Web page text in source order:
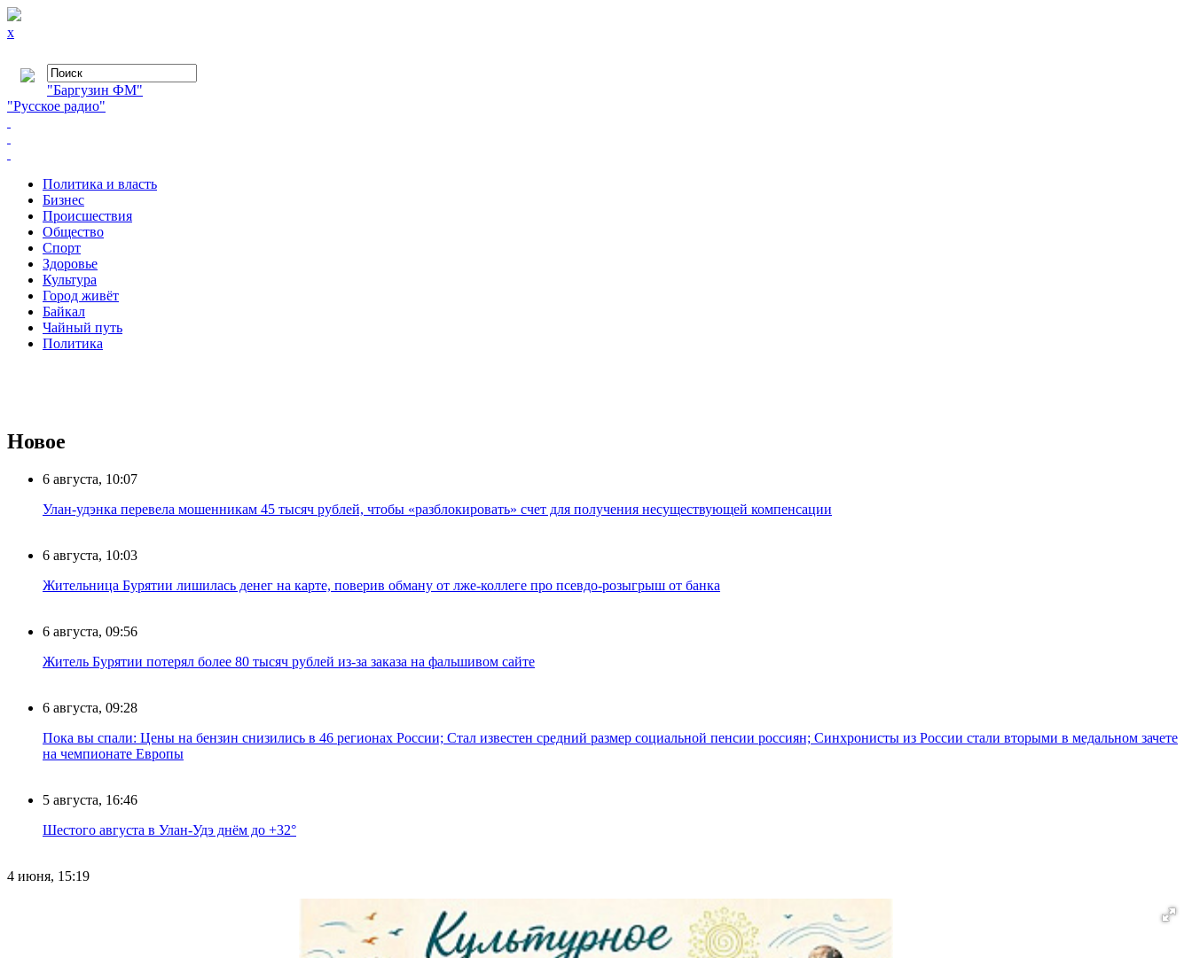
x
"Баргузин ФМ"
"Русское радио"
Политика и власть
Бизнес
Происшествия
Общество
Cпорт
Здоровье
Культура
Город живёт
Байкал
Чайный путь
Политика
Новое
6 августа, 10:07
Улан-удэнка перевела мошенникам 45 тысяч рублей, чтобы «разблокировать» счет для получения несуществующей компенсации
6 августа, 10:03
Жительница Бурятии лишилась денег на карте, поверив обману от лже-коллеге про псевдо-розыгрыш от банка
6 августа, 09:56
Житель Бурятии потерял более 80 тысяч рублей из-за заказа на фальшивом сайте
6 августа, 09:28
Пока вы спали: Цены на бензин снизились в 46 регионах России; Стал известен средний размер социальной пенсии россиян; Синхронисты из России стали вторыми в медальном зачете
на чемпионате Европы
5 августа, 16:46
Шестого августа в Улан-Удэ днём до +32°
4 июня, 15:19